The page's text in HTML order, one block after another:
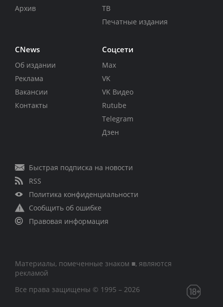
Архив
ТВ
Печатные издания
CNews
Об издании
Реклама
Вакансии
Контакты
Соцсети
Max
VK
VK Видео
Rutube
Telegram
Дзен
Быстрая подписка на новости
RSS
Политика конфиденциальности
Сообщить об ошибке
Правовая информация
Материалы, помеченные знаком ■, являются
рекламой
Все права защищены © 1995 – 2026